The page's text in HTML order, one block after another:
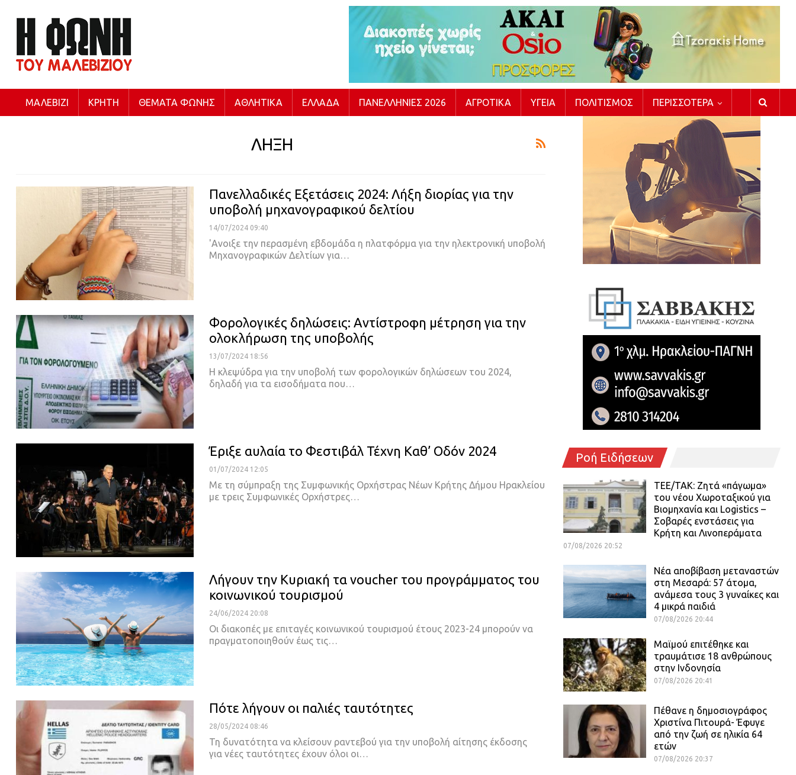
ΜΑΛΕΒΊΖΙ ΚΡΉΤΗ ΘΈΜΑΤΑ ΦΩΝΉΣ ΑΘΛΗΤΙΚΆ ΕΛΛΆΔΑ ΠΑΝΕΛΛΉΝΙΕΣ 2026 ΑΓΡΟΤΙΚΆ ΥΓΕΊΑ ΠΟΛΙΤΙΣΜΌΣ ΠΕΡΙΣΣΌΤΕΡΑ
ΛΗΞΗ
Πανελλαδικές Εξετάσεις 2024: Λήξη διορίας για την
υποβολή μηχανογραφικού δελτίου
14/07/2024 09:40
'Ανοιξε την περασμένη εβδομάδα η πλατφόρμα για την ηλεκτρονική υποβολή
Μηχανογραφικών Δελτίων για…
Φορολογικές δηλώσεις: Αντίστροφη μέτρηση για την
ολοκλήρωση της υποβολής
13/07/2024 18:56
Η κλεψύδρα για την υποβολή των φορολογικών δηλώσεων του 2024,
δηλαδή για τα εισοδήματα που…
Έριξε αυλαία το Φεστιβάλ Τέχνη Καθ’ Οδόν 2024
01/07/2024 12:05
Με τη σύμπραξη της Συμφωνικής Ορχήστρας Νέων Κρήτης Δήμου Ηρακλείου
με τρεις Συμφωνικές Ορχήστρες…
Λήγουν την Κυριακή τα voucher του προγράμματος του
κοινωνικού τουρισμού
24/06/2024 20:08
Οι διακοπές με επιταγές κοινωνικού τουρισμού έτους 2023-24 μπορούν να
πραγματοποιηθούν έως τις…
Πότε λήγουν οι παλιές ταυτότητες
28/05/2024 08:46
Τη δυνατότητα να κλείσουν ραντεβού για την υποβολή αίτησης έκδοσης
για νέες ταυτότητες έχουν όλοι οι…
Ροή Ειδήσεων
ΤΕΕ/ΤΑΚ: Ζητά «πάγωμα»
του νέου Χωροταξικού για
Βιομηχανία και Logistics –
Σοβαρές ενστάσεις για
Κρήτη και Λινοπεράματα
07/08/2026 20:52
Νέα αποβίβαση μεταναστών
στη Μεσαρά: 57 άτομα,
ανάμεσα τους 3 γυναίκες και
4 μικρά παιδιά
07/08/2026 20:44
Μαϊμού επιτέθηκε και
τραυμάτισε 18 ανθρώπους
στην Ινδονησία
07/08/2026 20:41
Πέθανε η δημοσιογράφος
Χριστίνα Πιτουρά- Έφυγε
από την ζωή σε ηλικία 64
ετών
07/08/2026 20:37